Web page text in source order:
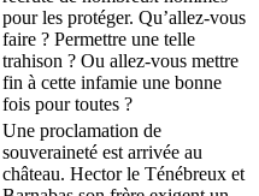
pour les protéger. Qu’allez-vous
faire ? Permettre une telle
trahison ? Ou allez-vous mettre
fin à cette infamie une bonne
fois pour toutes ?
Une proclamation de
souveraineté est arrivée au
château. Hector le Ténébreux et